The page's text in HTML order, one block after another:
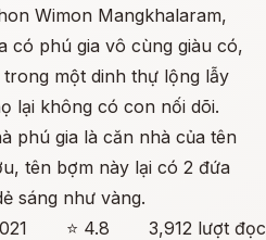
Wimon Mangkhalaram,
có phú gia vô cùng giàu có,
trong một dinh thự lộng lẫy
lại không có con nối dõi.
phú gia là căn nhà của tên
tên bợm này lại có 2 đứa
sáng như vàng.
⭐ 4.8
3,912 lượt đọc